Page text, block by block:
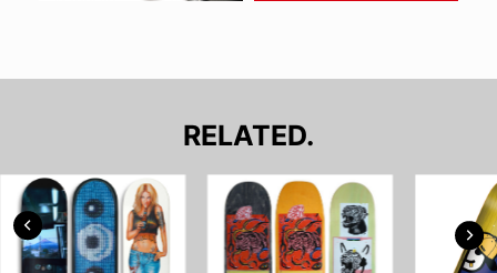
RELATED.